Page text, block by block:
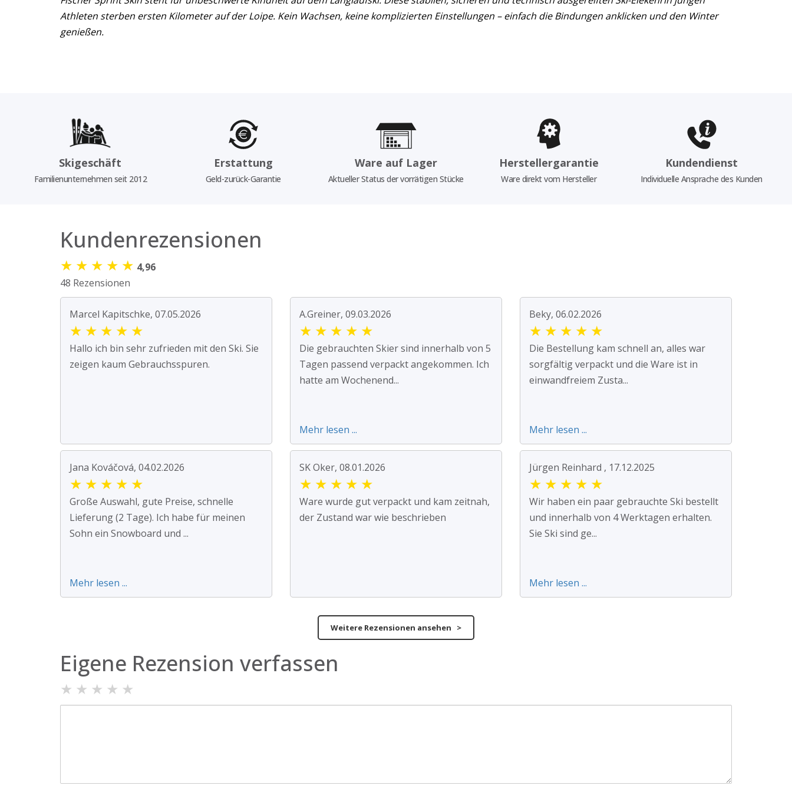
Athleten sterben ersten Kilometer auf der Loipe. Kein Wachsen, keine komplizierten Einstellungen – einfach die Bindungen anklicken und den Winter
genießen.
Skigeschäft
Familienunternehmen seit 2012
Erstattung
Geld-zurück-Garantie
Ware auf Lager
Aktueller Status der vorrätigen Stücke
Herstellergarantie
Ware direkt vom Hersteller
Kundendienst
Individuelle Ansprache des Kunden
Kundenrezensionen
★ ★ ★ ★ ★ 4,96
48 Rezensionen
Marcel Kapitschke, 07.05.2026
★ ★ ★ ★ ★
Hallo ich bin sehr zufrieden mit den Ski. Sie
zeigen kaum Gebrauchsspuren.
A.Greiner, 09.03.2026
★ ★ ★ ★ ★
Die gebrauchten Skier sind innerhalb von 5
Tagen passend verpackt angekommen. Ich
hatte am Wochenend...
Mehr lesen ...
Beky, 06.02.2026
★ ★ ★ ★ ★
Die Bestellung kam schnell an, alles war
sorgfältig verpackt und die Ware ist in
einwandfreiem Zusta...
Mehr lesen ...
Jana Kováčová, 04.02.2026
★ ★ ★ ★ ★
Große Auswahl, gute Preise, schnelle
Lieferung (2 Tage). Ich habe für meinen
Sohn ein Snowboard und ...
Mehr lesen ...
SK Oker, 08.01.2026
★ ★ ★ ★ ★
Ware wurde gut verpackt und kam zeitnah,
der Zustand war wie beschrieben
Jürgen Reinhard , 17.12.2025
★ ★ ★ ★ ★
Wir haben ein paar gebrauchte Ski bestellt
und innerhalb von 4 Werktagen erhalten.
Sie Ski sind ge...
Mehr lesen ...
Weitere Rezensionen ansehen >
Eigene Rezension verfassen
★ ★ ★ ★ ★